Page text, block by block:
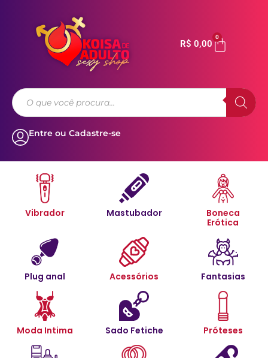
Entre ou Cadastre-se
R$ 0,00
0
Vibrador Mastubador
Boneca
Erótica
Plug anal Acessórios Fantasias
Moda Intima Sado Fetiche Próteses